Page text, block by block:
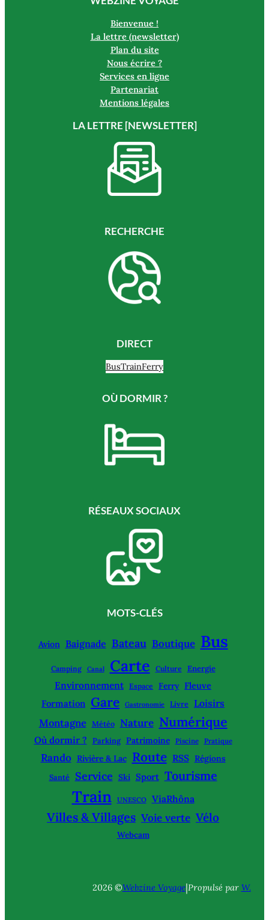
Bienvenue !
La lettre (newsletter)
Plan du site
Nous écrire ?
Services en ligne
Partenariat
Mentions légales
LA LETTRE [NEWSLETTER]
RECHERCHE
DIRECT
BusTrainFerry
OÙ DORMIR ?
RÉSEAUX SOCIAUX
MOTS-CLÉS
Avion Baignade Bateau Boutique Bus
Camping Canal Carte Culture Energie
Environnement Espace Ferry Fleuve
Formation Gare Gastronomie Livre Loisirs
Montagne Météo Nature Numérique
Où dormir ? Parking Patrimoine Piscine Pratique
Rando Rivière & Lac Route RSS Régions
Santé Service Ski Sport Tourisme
Train UNESCO ViaRhôna
Villes & Villages Voie verte Vélo
Webcam
2026 ©Webzine Voyage|Propulsé par W.